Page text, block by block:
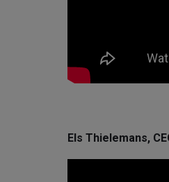
Els Thielemans,